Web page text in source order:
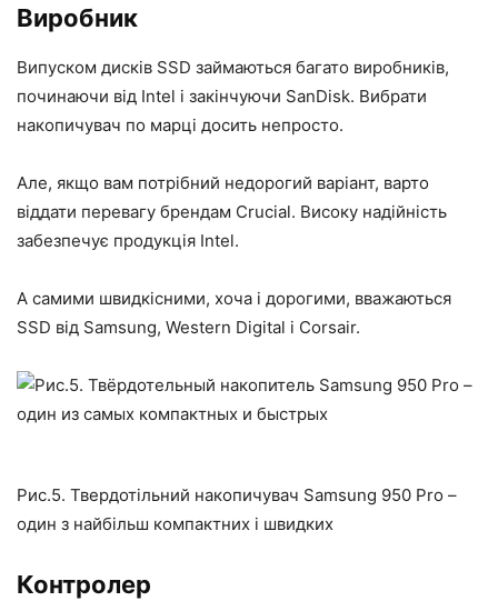
Виробник
Випуском дисків SSD займаються багато виробників,
починаючи від Intel і закінчуючи SanDisk. Вибрати
накопичувач по марці досить непросто.
Але, якщо вам потрібний недорогий варіант, варто
віддати перевагу брендам Crucial. Високу надійність
забезпечує продукція Intel.
А самими швидкісними, хоча і дорогими, вважаються
SSD від Samsung, Western Digital і Corsair.
Рис.5. Твердотільний накопичувач Samsung 950 Pro –
один з найбільш компактних і швидких
Контролер